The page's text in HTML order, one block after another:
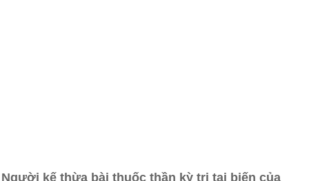
Người kế thừa bài thuốc thần kỳ trị tai biến của